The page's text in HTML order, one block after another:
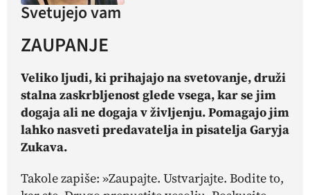
Svetujejo vam
ZAUPANJE
Veliko ljudi, ki prihajajo na svetovanje, druži
stalna zaskrbljenost glede vsega, kar se jim
dogaja ali ne dogaja v življenju. Pomagajo jim
lahko nasveti predavatelja in pisatelja Garyja
Zukava.
Takole zapiše: »Zaupajte. Ustvarjajte. Bodite to,